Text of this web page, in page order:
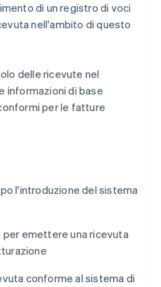
di un registro di voci
nell'ambito di questo
delle ricevute nel
informazioni di base
per le fatture
l'introduzione del sistema
emettere una ricevuta
conforme al sistema di